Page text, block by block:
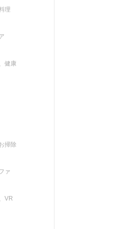
理
健康
掃除
ァ
VR